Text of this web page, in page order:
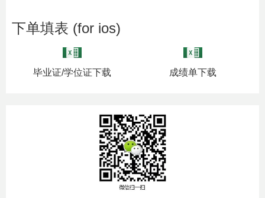
下单填表 (for ios)
毕业证/学位证下载 成绩单下载